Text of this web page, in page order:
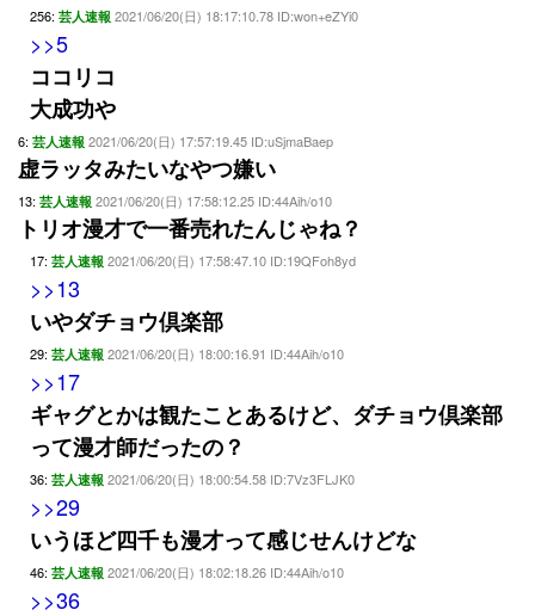
256: 芸人速報 2021/06/20(日) 18:17:10.78 ID:won+eZYi0
>>5
ココリコ
大成功や
6: 芸人速報 2021/06/20(日) 17:57:19.45 ID:uSjmaBaep
虚ラッタみたいなやつ嫌い
13: 芸人速報 2021/06/20(日) 17:58:12.25 ID:44Aih/o10
トリオ漫才で一番売れたんじゃね？
17: 芸人速報 2021/06/20(日) 17:58:47.10 ID:19QFoh8yd
>>13
いやダチョウ倶楽部
29: 芸人速報 2021/06/20(日) 18:00:16.91 ID:44Aih/o10
>>17
ギャグとかは観たことあるけど、ダチョウ倶楽部
って漫才師だったの？
36: 芸人速報 2021/06/20(日) 18:00:54.58 ID:7Vz3FLJK0
>>29
いうほど四千も漫才って感じせんけどな
46: 芸人速報 2021/06/20(日) 18:02:18.26 ID:44Aih/o10
>>36